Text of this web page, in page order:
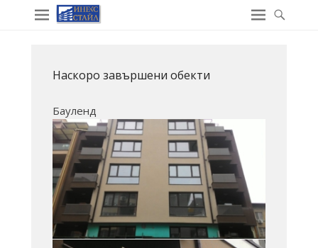
Наскоро завършени обекти
Бауленд